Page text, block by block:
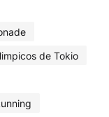
de Tokio